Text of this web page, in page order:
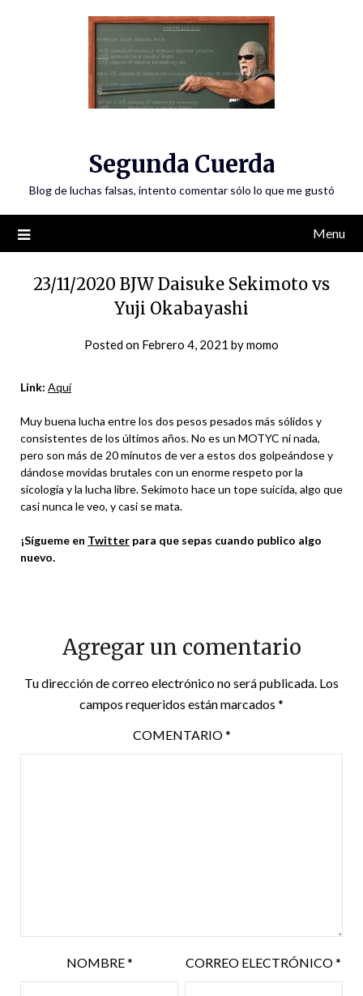
Segunda Cuerda
Blog de luchas falsas, intento comentar sólo lo que me gustó
Menu
23/11/2020 BJW Daisuke Sekimoto vs
Yuji Okabayashi
Posted on Febrero 4, 2021 bymomo
Link: Aquí
Muy buena lucha entre los dos pesos pesados más sólidos y
consistentes de los últimos años. No es un MOTYC ni nada,
pero son más de 20 minutos de ver a estos dos golpeándose y
dándose movidas brutales con un enorme respeto por la
sicología y la lucha libre. Sekimoto hace un tope suicida, algo que
casi nunca le veo, y casi se mata.
¡Sígueme en Twitter para que sepas cuando publico algo
nuevo.
Agregar un comentario
Tu dirección de correo electrónico no será publicada. Los
campos requeridos están marcados *
COMENTARIO*
NOMBRE* CORREO ELECTRÓNICO*